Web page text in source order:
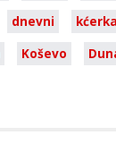
dnevni kćerka
Koševo